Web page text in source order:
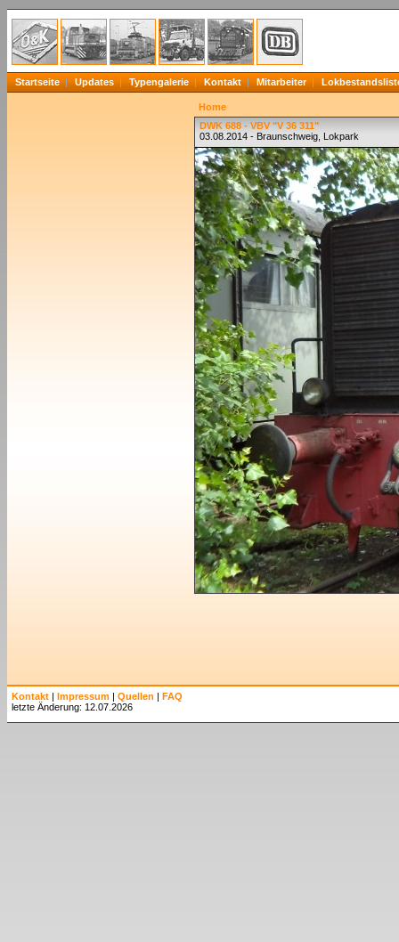
Startseite Updates Typengalerie Kontakt Mitarbeiter
Home
DWK 688 - VBV "V 36 311"
03.08.2014 - Braunschweig, Lokpark
Kontakt | Impressum | Quellen | FAQ
letzte Änderung: 12.07.2026